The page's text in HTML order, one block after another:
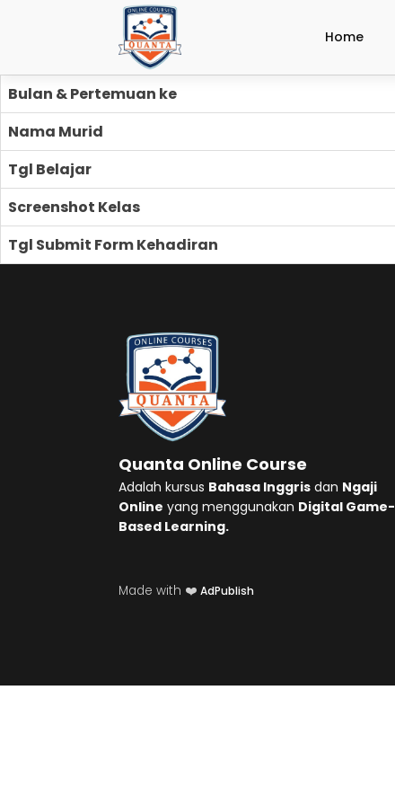
Home
Bulan & Pertemuan ke
Nama Murid
Tgl Belajar
Screenshot Kelas
Tgl Submit Form Kehadiran
Quanta Online Course
Adalah kursus Bahasa Inggris dan Ngaji
Online yang menggunakan Digital Game-
Based Learning.
Made with ❤️ AdPublish